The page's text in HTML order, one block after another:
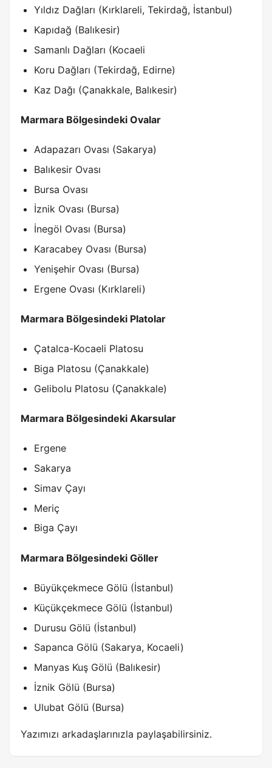
Yıldız Dağları (Kırklareli, Tekirdağ, İstanbul)
Kapıdağ (Balıkesir)
Samanlı Dağları (Kocaeli
Koru Dağları (Tekirdağ, Edirne)
Kaz Dağı (Çanakkale, Balıkesir)
Marmara Bölgesindeki Ovalar
Adapazarı Ovası (Sakarya)
Balıkesir Ovası
Bursa Ovası
İznik Ovası (Bursa)
İnegöl Ovası (Bursa)
Karacabey Ovası (Bursa)
Yenişehir Ovası (Bursa)
Ergene Ovası (Kırklareli)
Marmara Bölgesindeki Platolar
Çatalca-Kocaeli Platosu
Biga Platosu (Çanakkale)
Gelibolu Platosu (Çanakkale)
Marmara Bölgesindeki Akarsular
Ergene
Sakarya
Simav Çayı
Meriç
Biga Çayı
Marmara Bölgesindeki Göller
Büyükçekmece Gölü (İstanbul)
Küçükçekmece Gölü (İstanbul)
Durusu Gölü (İstanbul)
Sapanca Gölü (Sakarya, Kocaeli)
Manyas Kuş Gölü (Balıkesir)
İznik Gölü (Bursa)
Ulubat Gölü (Bursa)
Yazımızı arkadaşlarınızla paylaşabilirsiniz.